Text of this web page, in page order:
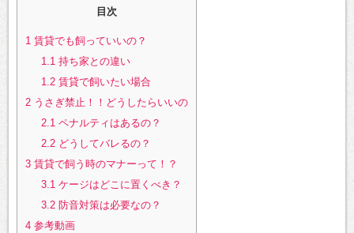
目次
1 賃貸でも飼っていいの？
1.1持ち家との違い
1.2賃貸で飼いたい場合
2 うさぎ禁止！！どうしたらいいの
2.1ペナルティはあるの？
2.2どうしてバレるの？
3 賃貸で飼う時のマナーって！？
3.1ケージはどこに置くべき？
3.2防音対策は必要なの？
4 参考動画